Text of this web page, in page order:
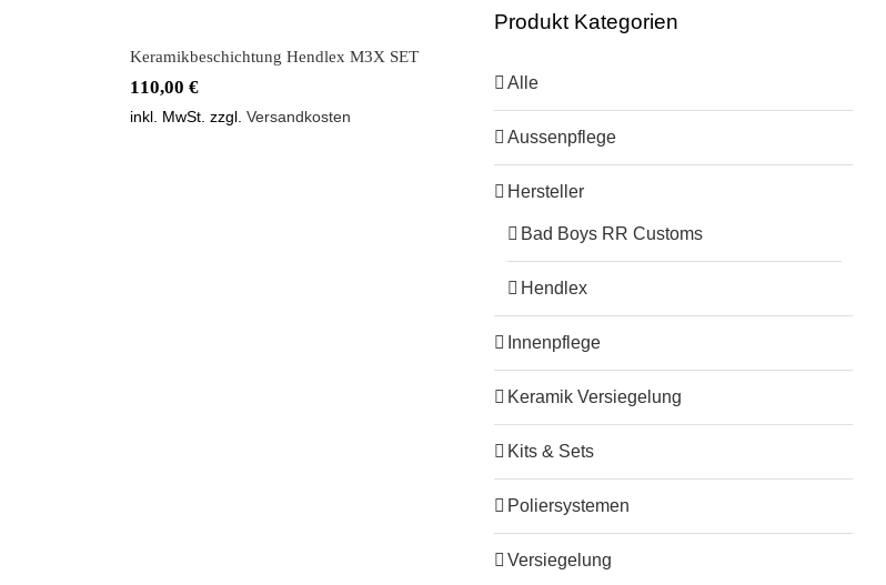
Keramikbeschichtung Hendlex M3X SET
110,00€
inkl. MwSt. zzgl.Versandkosten
Produkt Kategorien
Alle
Aussenpflege
Hersteller
Bad Boys RR Customs
Hendlex
Innenpflege
Keramik Versiegelung
Kits & Sets
Poliersystemen
Versiegelung